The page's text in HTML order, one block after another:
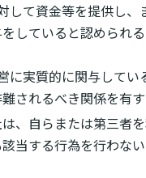
して資金等を提供し、
していると認められ
に実質的に関与してい
されるべき関係を有
、自らまたは第三者
当する行為を行わな